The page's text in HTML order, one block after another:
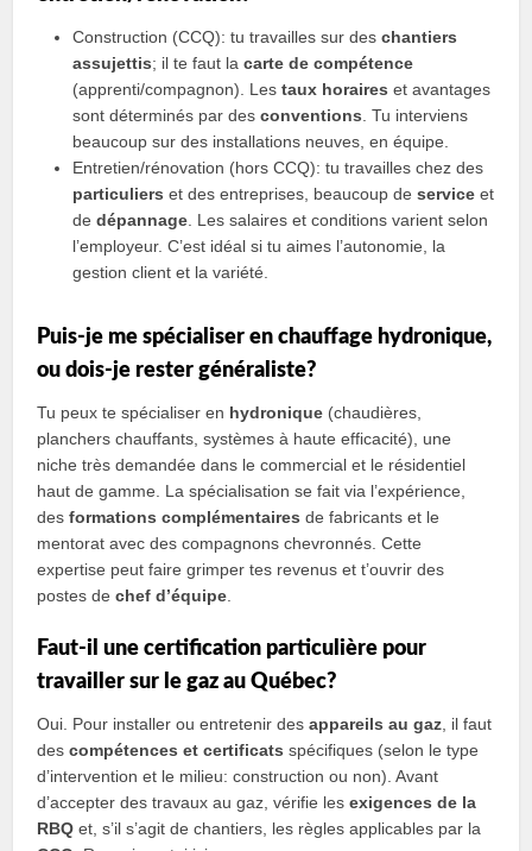
Construction (CCQ): tu travailles sur deschantiers
assujettis; il te faut lacarte de compétence
(apprenti/compagnon). Lestaux horaires et avantages
sont déterminés par desconventions . Tu interviens
beaucoup sur des installations neuves, en équipe.
Entretien/rénovation (hors CCQ): tu travailles chez des
particuliers et des entreprises, beaucoup deservice et
dedépannage . Les salaires et conditions varient selon
l’employeur. C’est idéal si tu aimes l’autonomie, la
gestion client et la variété.
Puis-je me spécialiser en chauffage hydronique,
ou dois-je rester généraliste?
Tu peux te spécialiser en hydronique (chaudières,
planchers chauffants, systèmes à haute efficacité), une
niche très demandée dans le commercial et le résidentiel
haut de gamme. La spécialisation se fait via l’expérience,
desformations complémentaires de fabricants et le
mentorat avec des compagnons chevronnés. Cette
expertise peut faire grimper tes revenus et t’ouvrir des
postes dechef d’équipe
Faut-il une certification particulière pour
travailler sur le gaz au Québec?
Oui. Pour installer ou entretenir desappareils au gaz , il faut
descompétences et certificats spécifiques (selon le type
d’intervention et le milieu: construction ou non). Avant
d’accepter des travaux au gaz, vérifie lesexigences de la
RBQ et, s’il s’agit de chantiers, les règles applicables par la